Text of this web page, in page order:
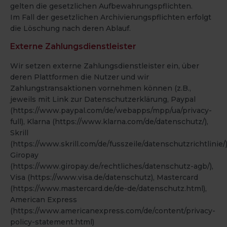
gelten die gesetzlichen Aufbewahrungspflichten.
Im Fall der gesetzlichen Archivierungspflichten erfolgt
die Löschung nach deren Ablauf.
Externe Zahlungsdienstleister
Wir setzen externe Zahlungsdienstleister ein, über
deren Plattformen die Nutzer und wir
Zahlungstransaktionen vornehmen können (z.B.,
jeweils mit Link zur Datenschutzerklärung, Paypal
(https://www.paypal.com/de/webapps/mpp/ua/privacy-
full), Klarna (https://www.klarna.com/de/datenschutz/),
Skrill
(https://www.skrill.com/de/fusszeile/datenschutzrichtlinie/
Giropay
(https://www.giropay.de/rechtliches/datenschutz-agb/),
Visa (https://www.visa.de/datenschutz), Mastercard
(https://www.mastercard.de/de-de/datenschutz.html),
American Express
(https://www.americanexpress.com/de/content/privacy-
policy-statement.html)